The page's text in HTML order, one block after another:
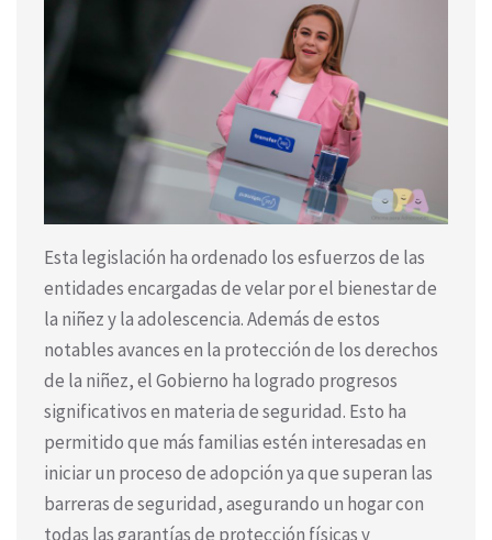
Esta legislación ha ordenado los esfuerzos de las
entidades encargadas de velar por el bienestar de
la niñez y la adolescencia. Además de estos
notables avances en la protección de los derechos
de la niñez, el Gobierno ha logrado progresos
significativos en materia de seguridad. Esto ha
permitido que más familias estén interesadas en
iniciar un proceso de adopción ya que superan las
barreras de seguridad, asegurando un hogar con
todas las garantías de protección físicas y